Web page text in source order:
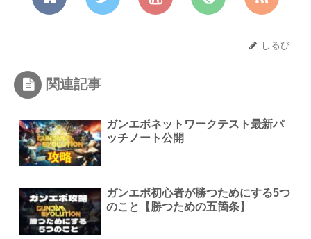
しるび
関連記事
ガンエボネットワークテスト最新パ
ッチノート公開
ガンエボ初心者が勝つためにする5つ
のこと【勝つための五箇条】